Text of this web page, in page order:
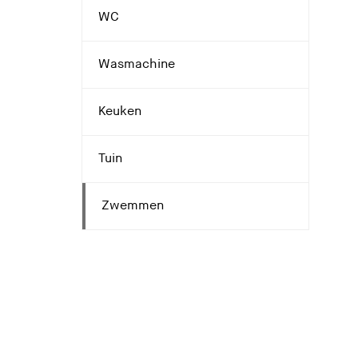
WC
Wasmachine
Keuken
Tuin
Zwemmen